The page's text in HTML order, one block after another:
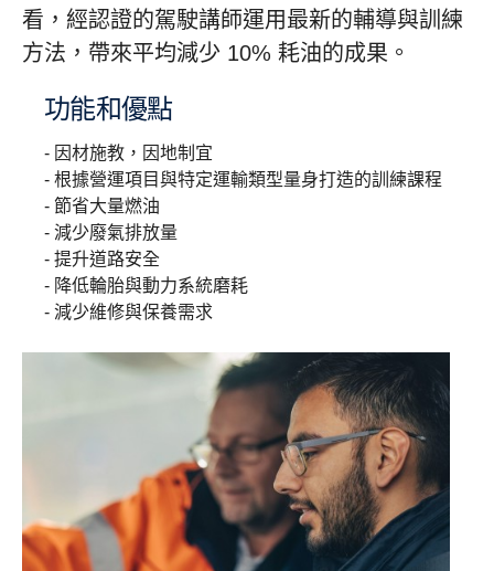
看，經認證的駕駛講師運用最新的輔導與訓練
方法，帶來平均減少 10% 耗油的成果。
功能和優點
- 因材施教，因地制宜
- 根據營運項目與特定運輸類型量身打造的訓練課程
- 節省大量燃油
- 減少廢氣排放量
- 提升道路安全
- 降低輪胎與動力系統磨耗
- 減少維修與保養需求